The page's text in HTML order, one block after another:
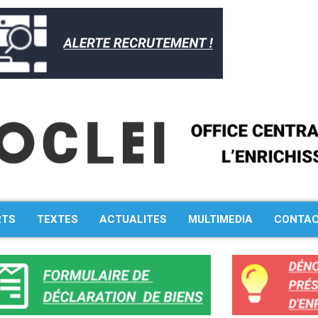
TEXTES ACTUALITES MULTIMEDIA